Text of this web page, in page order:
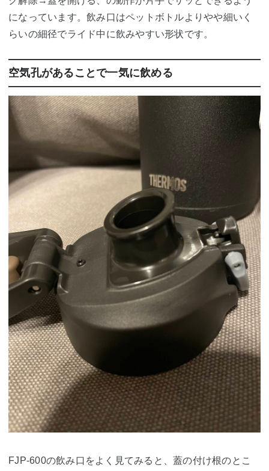
になっています。飲み口はペットボトルよりやや細いく
らいの細径でライド中に飲みやすい形状です。
空気孔があることで一気に飲める
FJP-600の飲み口をよく見てみると、蓋の付け根のとこ